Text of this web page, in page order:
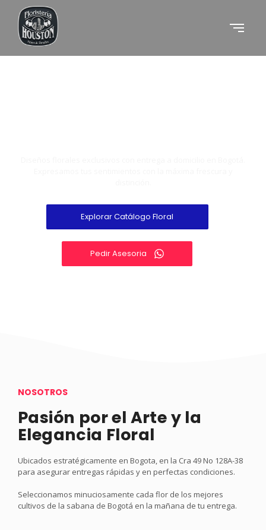
Explorar Catálogo Floral
Pedir Asesoria
NOSOTROS
Pasión por el Arte y la
Elegancia Floral
Ubicados estratégicamente en Bogota, en la Cra 49 No 128A-38
para asegurar entregas rápidas y en perfectas condiciones.
Seleccionamos minuciosamente cada flor de los mejores
cultivos de la sabana de Bogotá en la mañana de tu entrega.